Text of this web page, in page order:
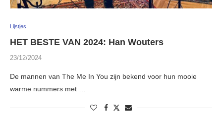
Lijstjes
HET BESTE VAN 2024: Han Wouters
23/12/2024
De mannen van The Me In You zijn bekend voor hun mooie
warme nummers met …